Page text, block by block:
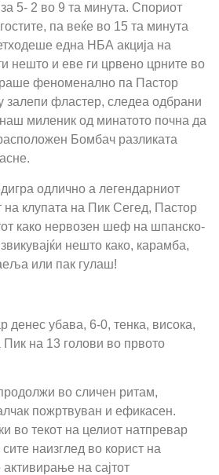
5- 2 во 9 та минута. Спориот
па веќе во 15 та минута
една НБА акција на
нешто и еве ги црвено црните во
феноменално па Пастор
залепи фластер, следеа одбрани
миленик од минатото почна да
Бомбач разликата
одлично а легендарниот
на клупата на Пик Сегед, Пастор
како нервозен шеф на шпанско-
нешто како, карамба,
или пак гулаш!
денес убава, 6-0, тенка, висока,
на 13 голови во првото
во сличен ритам,
пожртвуван и ефикасен.
во текот на целиот натпревар
наизглед во корист на
активирање на сајтот